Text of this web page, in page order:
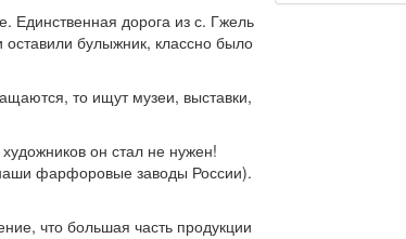
Единственная дорога из с. Гжель
булыжник, классно было
то ищут музеи, выставки,
он стал не нужен!
наши фарфоровые заводы России).
что большая часть продукции